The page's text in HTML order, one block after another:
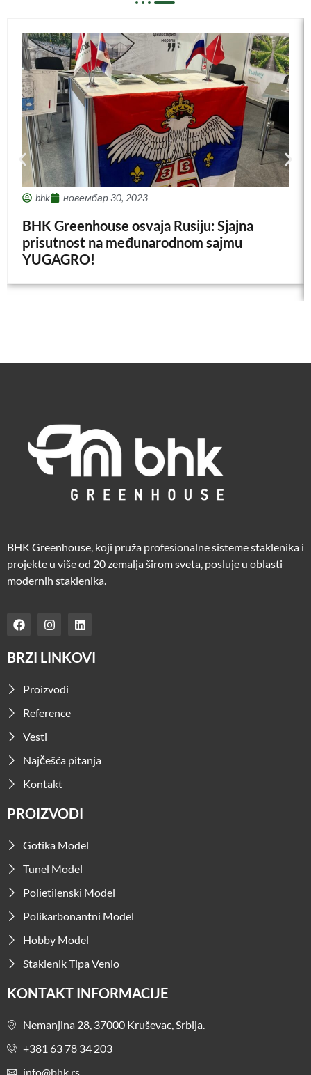
bhk новембар 30, 2023
BHK Greenhouse osvaja Rusiju: Sjajna
prisutnost na međunarodnom sajmu
YUGAGRO!
BHK Greenhouse, koji pruža profesionalne sisteme staklenika i
projekte u više od 20 zemalja širom sveta, posluje u oblasti
modernih staklenika.
BRZI LINKOVI
Proizvodi
Reference
Vesti
Najčešća pitanja
Kontakt
PROIZVODI
Gotika Model
Tunel Model
Polietilenski Model
Polikarbonantni Model
Hobby Model
Staklenik Tipa Venlo
KONTAKT INFORMACIJE
Nemanjina 28, 37000 Kruševac, Srbija.
+381 63 78 34 203
info@bhk.rs